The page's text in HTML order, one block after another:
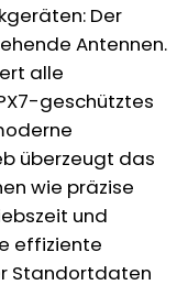
Der
Antennen.
alle
geschütztes
überzeugt das
wie präzise
und
effiziente
Standortdaten